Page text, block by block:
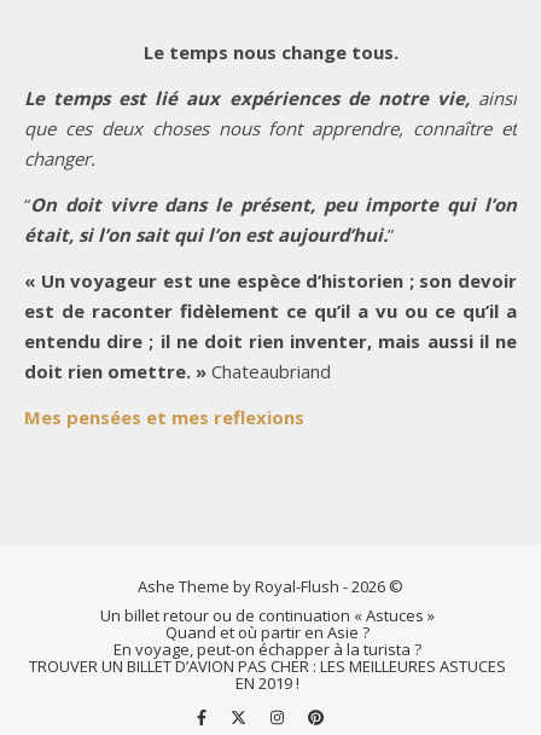
Le temps nous change tous.
Le temps est lié aux expériences de notre vie, ainsi
que ces deux choses nous font apprendre, connaître et
changer.
“On doit vivre dans le présent, peu importe qui l’on
était, si l’on sait qui l’on est aujourd’hui.”
« Un voyageur est une espèce d’historien ; son devoir
est de raconter fidèlement ce qu’il a vu ou ce qu’il a
entendu dire ; il ne doit rien inventer, mais aussi il ne
doit rien omettre. » Chateaubriand
Mes pensées et mes reflexions
Ashe Theme by Royal-Flush - 2026 ©
Un billet retour ou de continuation « Astuces »
Quand et où partir en Asie ?
En voyage, peut-on échapper à la turista ?
TROUVER UN BILLET D’AVION PAS CHER : LES MEILLEURES ASTUCES
EN 2019 !